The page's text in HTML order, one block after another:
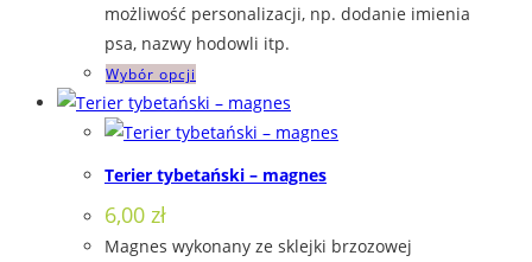
możliwość personalizacji, np. dodanie imienia
psa, nazwy hodowli itp.
Wybór opcji
produkt
ma
wariantów.
można
Terier tybetański – magnes
6,00 zł
Magnes wykonany ze sklejki brzozowej